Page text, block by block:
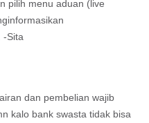
pilih menu aduan (live
-Sita
dan pembelian wajib
kalo bank swasta tidak bisa